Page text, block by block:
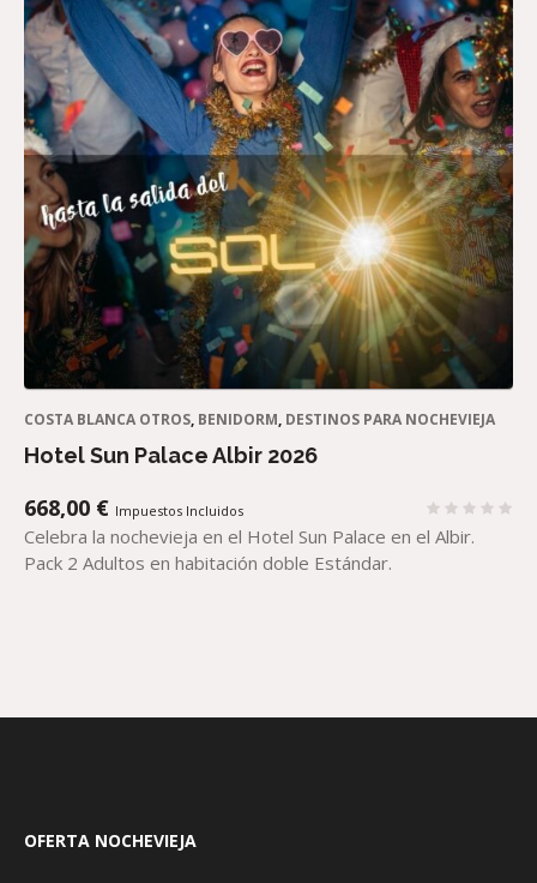
COSTA BLANCA OTROS, BENIDORM, DESTINOS PARA NOCHEVIEJA
Hotel Sun Palace Albir 2026
668,00 € Impuestos Incluidos
Celebra la nochevieja en el Hotel Sun Palace en el Albir.
Pack 2 Adultos en habitación doble Estándar.
OFERTA NOCHEVIEJA